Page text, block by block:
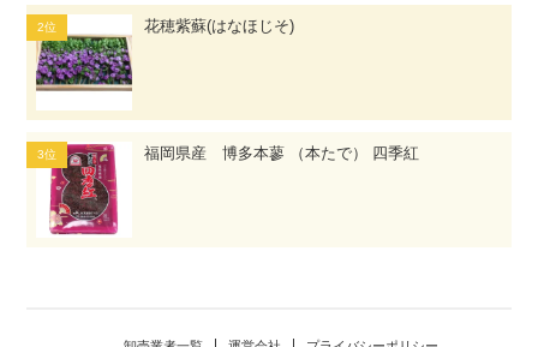
花穂紫蘇(はなほじそ)
福岡県産 博多本蓼 （本たで） 四季紅